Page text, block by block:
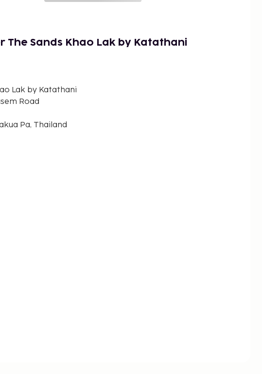
The Sands Khao Lak by Katathani
Lak by Katathani
Road
Pa, Thailand